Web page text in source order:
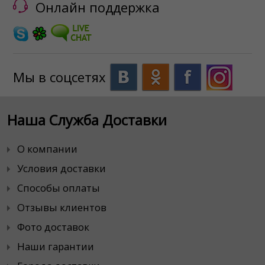
Онлайн поддержка
Мы в соцсетях
Наша Служба Доставки
О компании
Условия доставки
Способы оплаты
Отзывы клиентов
Фото доставок
Наши гарантии